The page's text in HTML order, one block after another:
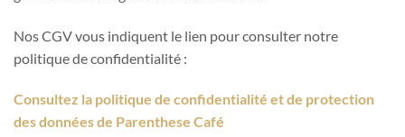
Nos CGV vous indiquent le lien pour consulter notre
politique de confidentialité :
Consultez la politique de confidentialité et de protection
des données de Parenthese Café